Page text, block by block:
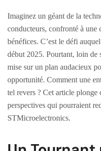
Imaginez un géant de la
conducteurs, confronté à une
bénéfices. C’est le défi
début 2025. Pourtant, loin de
mise sur un plan audacieux
opportunité. Comment une
tel revers ? Cet article plonge
perspectives qui pourraient
STMicroelectronics.